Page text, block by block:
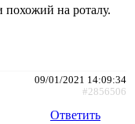
похожий на роталу.
09/01/2021 14:09:34
#2856506
Ответить